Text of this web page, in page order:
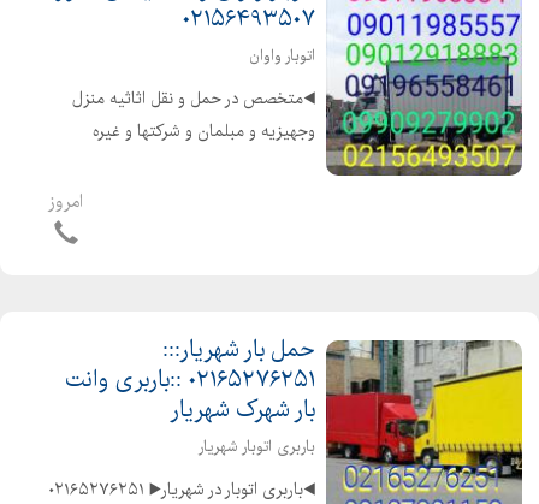
۰۲۱۵۶۴۹۳۵۰۷
اتوبار واوان
◀️متخصص در حمل و نقل اثاثیه منزل
وجهیزیه و مبلمان و شرکتها و غیره
۰۹۰۱۱۹۸۵۵۵۷ ◀️با ماشینهای مسقف وامروز
حمل بار شهریار:::
۰۲۱۶۵۲۷۶۲۵۱ ::باربری وانت
بار شهرک شهریار
باربری اتوبار شهریار
◀️باربری اتوبار در شهریار▶️ ۰۲۱۶۵۲۷۶۲۵۱